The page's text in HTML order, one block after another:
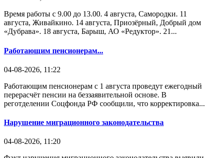
Время работы с 9.00 до 13.00. 4 августа, Самородки. 11
августа, Живайкино. 14 августа, Приозёрный, Добрый дом
«Дубрава». 18 августа, Барыш, АО «Редуктор». 21...
Работающим пенсионерам...
04-08-2026, 11:22
Работающим пенсионерам с 1 августа проведут ежегодный
перерасчёт пенсии на беззаявительной основе. В
реготделении Соцфонда РФ сообщили, что корректировка...
Нарушение миграционного законодательства
04-08-2026, 11:20